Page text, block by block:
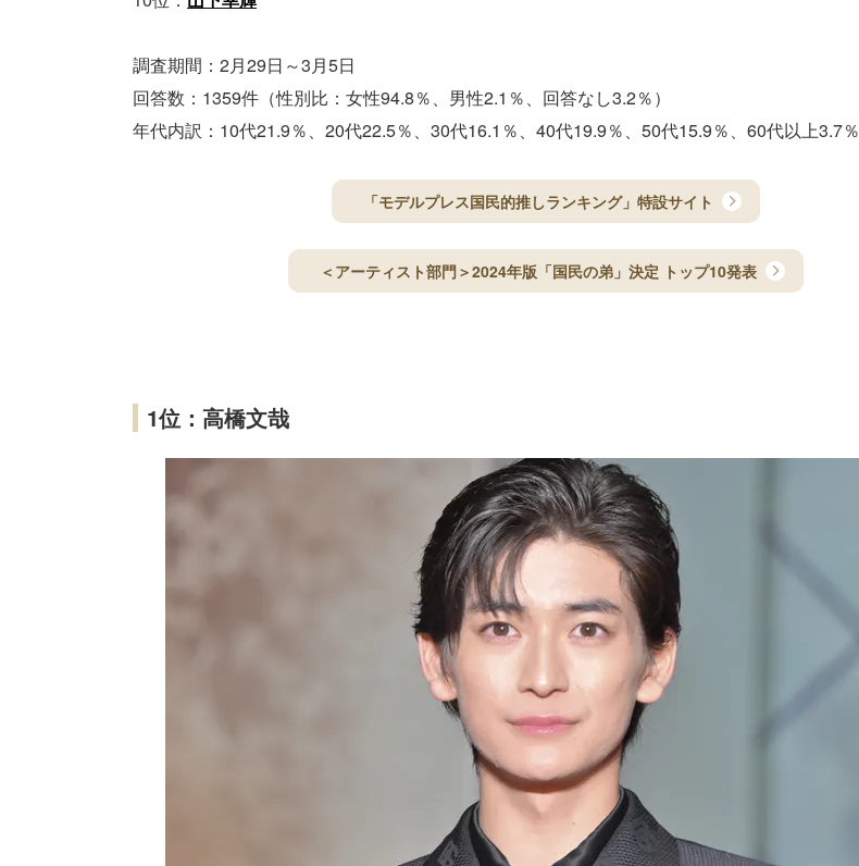
調査期間：2月29日～3月5日
回答数：1359件（性別比：女性94.8％、男性2.1％、回答なし3.2％）
年代内訳：10代21.9％、20代22.5％、30代16.1％、40代19.9％、50代15.9％、60代以上3.7％
「モデルプレス国民的推しランキング」特設サイト
＜アーティスト部門＞2024年版「国民の弟」決定 トップ10発表
1位：高橋文哉